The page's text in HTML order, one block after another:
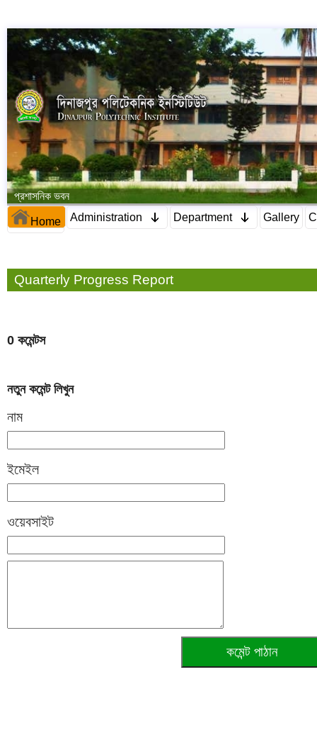
প্রশাসনিক ভবন
Home Administration Department Gallery
Quarterly Progress Report
0 কমেন্টস
নতুন কমেন্ট লিখুন
নাম
ইমেইল
ওয়েবসাইট